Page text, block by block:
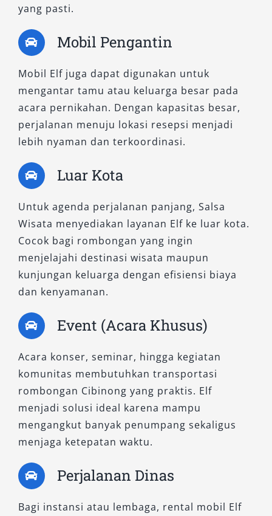
yang pasti.
Mobil Pengantin
Mobil Elf juga dapat digunakan untuk
mengantar tamu atau keluarga besar pada
acara pernikahan. Dengan kapasitas besar,
perjalanan menuju lokasi resepsi menjadi
lebih nyaman dan terkoordinasi.
Luar Kota
Untuk agenda perjalanan panjang, Salsa
Wisata menyediakan layanan Elf ke luar kota.
Cocok bagi rombongan yang ingin
menjelajahi destinasi wisata maupun
kunjungan keluarga dengan efisiensi biaya
dan kenyamanan.
Event (Acara Khusus)
Acara konser, seminar, hingga kegiatan
komunitas membutuhkan transportasi
rombongan Cibinong yang praktis. Elf
menjadi solusi ideal karena mampu
mengangkut banyak penumpang sekaligus
menjaga ketepatan waktu.
Perjalanan Dinas
Bagi instansi atau lembaga, rental mobil Elf